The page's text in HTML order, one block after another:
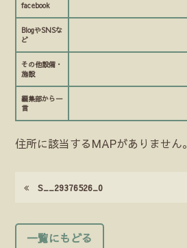
facebook
BlogやSNSな
ど
その他設備・
施設
編集部から一
言
住所に該当するMAPがありません。
S__29376526_0
一覧にもどる